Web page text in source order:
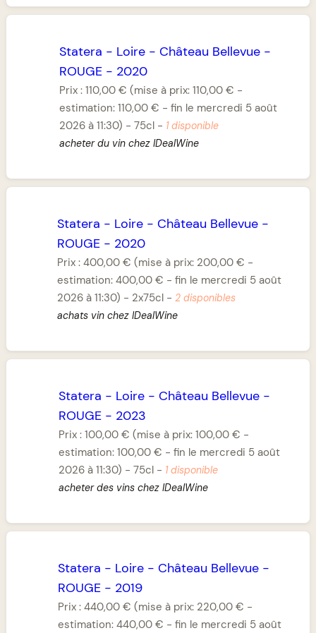
Statera - Loire - Château Bellevue -
ROUGE - 2020
Prix :110,00 € (mise à prix: 110,00 € -
estimation: 110,00 € - fin le mercredi 5 août
2026 à 11:30) -75cl - 1 disponible
acheter du vin chez IDealWine
Statera - Loire- Château Bellevue-
ROUGE- 2020
Prix : 400,00 € (mise à prix: 200,00 € -
estimation: 400,00 € - fin le mercredi 5 août
2026 à 11:30) - 2x75cl- 2 disponibles
achats vin chez IDealWine
Statera - Loire - Château Bellevue -
ROUGE - 2023
Prix :100,00 € (mise à prix: 100,00 € -
estimation: 100,00 € - fin le mercredi 5 août
2026 à 11:30) -75cl - 1 disponible
acheter des vins chez IDealWine
Statera - Loire- Château Bellevue-
ROUGE- 2019
Prix : 440,00 € (mise à prix: 220,00 € -
estimation: 440,00 € - fin le mercredi 5 août